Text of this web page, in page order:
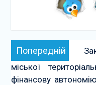
Навігація
записів
Попередній
міської
фінансову